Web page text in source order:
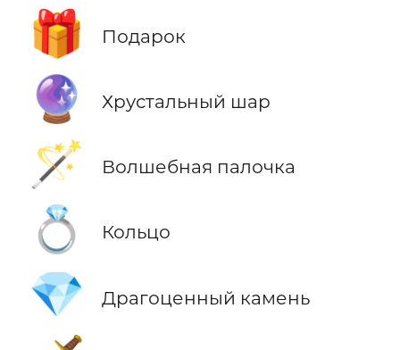
🎁 Подарок
🔮 Хрустальный шар
🪄 Волшебная палочка
💍 Кольцо
💎 Драгоценный камень